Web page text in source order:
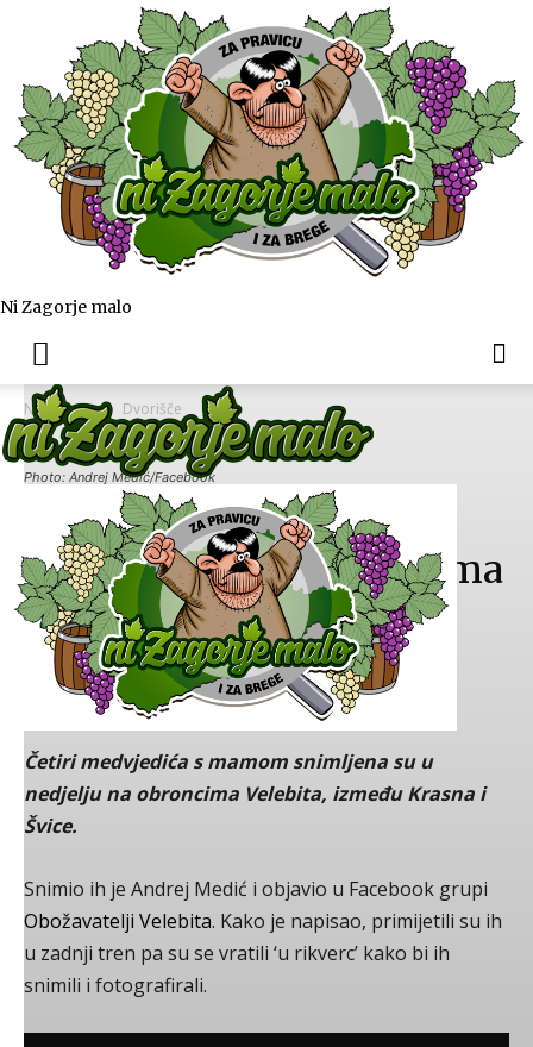
Ni Zagorje malo
Naslovnica Dvorišče
Photo: Andrej Medić/Facebook
Dvorišče
Išo medo u dućan… Mama
medvjedica s četiri
mladunca
Autor:Snježana Flegar Ivanušec - 27. rujna 2021.
Četiri medvjedića s mamom snimljena su u
nedjelju na obroncima Velebita, između Krasna i
Švice.
Snimio ih je Andrej Medić i objavio u Facebook grupi
Obožavatelji Velebita. Kako je napisao, primijetili su ih
u zadnji tren pa su se vratili ‘u rikverc’ kako bi ih
snimili i fotografirali.